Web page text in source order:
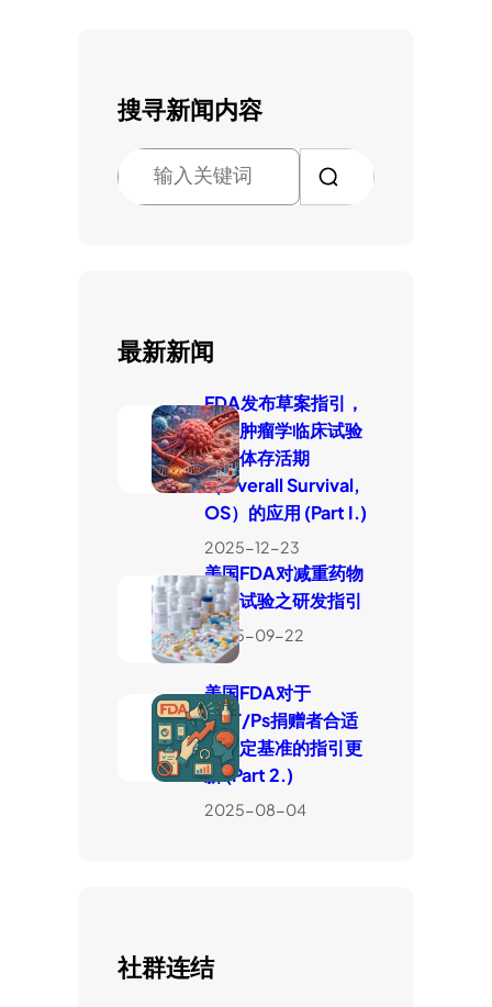
搜寻新闻内容
最新新闻
FDA发布草案指引，
厘清肿瘤学临床试验
中整体存活期
（Overall Survival,
OS）的应用 (Part I.)
2025-12-23
美国FDA对减重药物
临床试验之研发指引
2025-09-22
美国FDA对于
HCT/Ps捐赠者合适
性判定基准的指引更
新 (Part 2.)
2025-08-04
社群连结